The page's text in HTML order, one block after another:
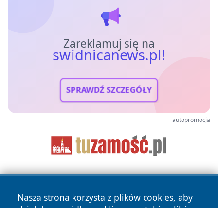
Zareklamuj się na
swidnicanews.pl!
SPRAWDŹ SZCZEGÓŁY
autopromocja
Nasza strona korzysta z plików cookies, aby